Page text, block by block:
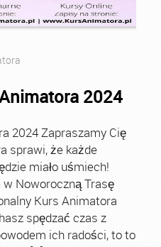
2024
2024 Zapraszamy Cię
sprawi, że każde
miało uśmiech!
Noworoczną Trasę
Kurs Animatora
spędzać czas z
ich radości, to to